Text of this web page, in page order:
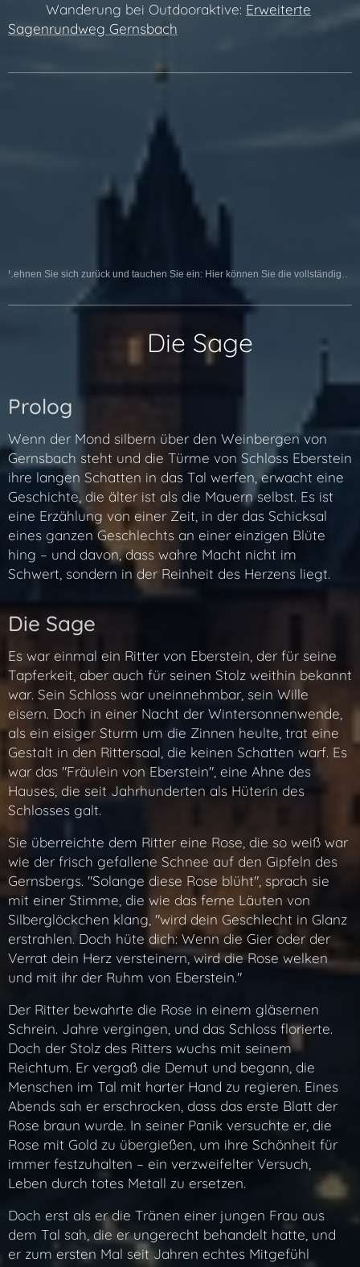
👉🔗 Wanderung bei Outdooraktive: Erweiterte
Sagenrundweg Gernsbach
Lehnen Sie sich zurück und tauchen Sie ein: Hier können Sie die vollständige Sage als Hörspiel erleben:
📜 Die Sage
Prolog
Wenn der Mond silbern über den Weinbergen von
Gernsbach steht und die Türme von Schloss Eberstein
ihre langen Schatten in das Tal werfen, erwacht eine
Geschichte, die älter ist als die Mauern selbst. Es ist
eine Erzählung von einer Zeit, in der das Schicksal
eines ganzen Geschlechts an einer einzigen Blüte
hing – und davon, dass wahre Macht nicht im
Schwert, sondern in der Reinheit des Herzens liegt.
Die Sage
Es war einmal ein Ritter von Eberstein, der für seine
Tapferkeit, aber auch für seinen Stolz weithin bekannt
war. Sein Schloss war uneinnehmbar, sein Wille
eisern. Doch in einer Nacht der Wintersonnenwende,
als ein eisiger Sturm um die Zinnen heulte, trat eine
Gestalt in den Rittersaal, die keinen Schatten warf. Es
war das "Fräulein von Eberstein", eine Ahne des
Hauses, die seit Jahrhunderten als Hüterin des
Schlosses galt.
Sie überreichte dem Ritter eine Rose, die so weiß war
wie der frisch gefallene Schnee auf den Gipfeln des
Gernsbergs. "Solange diese Rose blüht", sprach sie
mit einer Stimme, die wie das ferne Läuten von
Silberglöckchen klang, "wird dein Geschlecht in Glanz
erstrahlen. Doch hüte dich: Wenn die Gier oder der
Verrat dein Herz versteinern, wird die Rose welken
und mit ihr der Ruhm von Eberstein."
Der Ritter bewahrte die Rose in einem gläsernen
Schrein. Jahre vergingen, und das Schloss florierte.
Doch der Stolz des Ritters wuchs mit seinem
Reichtum. Er vergaß die Demut und begann, die
Menschen im Tal mit harter Hand zu regieren. Eines
Abends sah er erschrocken, dass das erste Blatt der
Rose braun wurde. In seiner Panik versuchte er, die
Rose mit Gold zu übergießen, um ihre Schönheit für
immer festzuhalten – ein verzweifelter Versuch,
Leben durch totes Metall zu ersetzen.
Doch erst als er die Tränen einer jungen Frau aus
dem Tal sah, die er ungerecht behandelt hatte, und
er zum ersten Mal seit Jahren echtes Mitgefühl